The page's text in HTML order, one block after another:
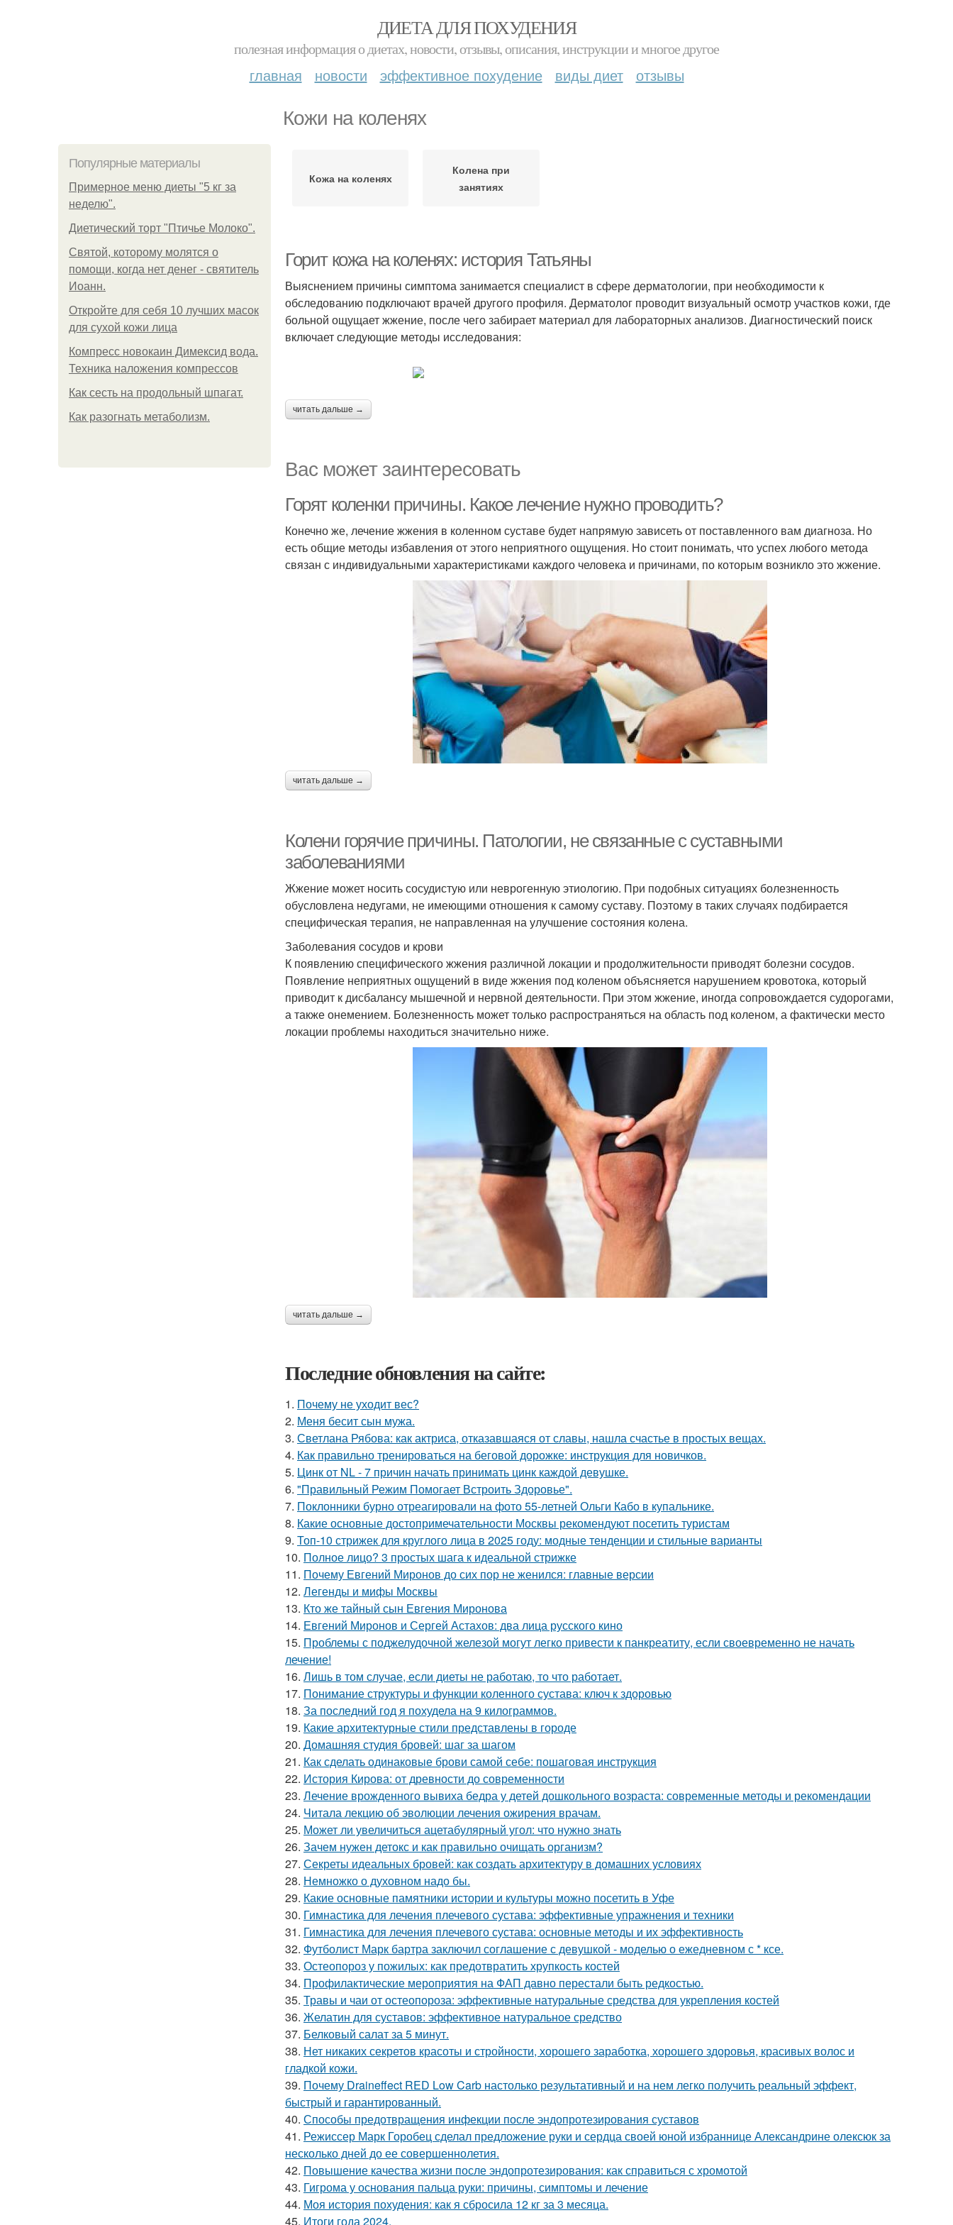
ДИЕТА ДЛЯ ПОХУДЕНИЯ
полезная информация о диетах, новости, отзывы, описания, инструкции и многое другое
главная новости эффективное похудение виды диет отзывы
Кожи на коленях
Популярные материалы
Примерное меню диеты "5 кг за
неделю".
Диетический торт "Птичье Молоко".
Святой, которому молятся о
помощи, когда нет денег - святитель
Иоанн.
Откройте для себя 10 лучших масок
для сухой кожи лица
Компресс новокаин Димексид вода.
Техника наложения компрессов
Как сесть на продольный шпагат.
Как разогнать метаболизм.
Кожа на коленях
Колена при
занятиях
Горит кожа на коленях: история Татьяны
Выяснением причины симптома занимается специалист в сфере дерматологии, при необходимости к
обследованию подключают врачей другого профиля. Дерматолог проводит визуальный осмотр участков кожи, где
больной ощущает жжение, после чего забирает материал для лабораторных анализов. Диагностический поиск
включает следующие методы исследования:
читать дальше →
Вас может заинтересовать
Горят коленки причины. Какое лечение нужно проводить?
Конечно же, лечение жжения в коленном суставе будет напрямую зависеть от поставленного вам диагноза. Но
есть общие методы избавления от этого неприятного ощущения. Но стоит понимать, что успех любого метода
связан с индивидуальными характеристиками каждого человека и причинами, по которым возникло это жжение.
читать дальше →
Колени горячие причины. Патологии, не связанные с суставными
заболеваниями
Жжение может носить сосудистую или неврогенную этиологию. При подобных ситуациях болезненность
обусловлена недугами, не имеющими отношения к самому суставу. Поэтому в таких случаях подбирается
специфическая терапия, не направленная на улучшение состояния колена.
Заболевания сосудов и крови
К появлению специфического жжения различной локации и продолжительности приводят болезни сосудов.
Появление неприятных ощущений в виде жжения под коленом объясняется нарушением кровотока, который
приводит к дисбалансу мышечной и нервной деятельности. При этом жжение, иногда сопровождается судорогами,
а также онемением. Болезненность может только распространяться на область под коленом, а фактически место
локации проблемы находиться значительно ниже.
читать дальше →
Последние обновления на сайте:
1. Почему не уходит вес?
2. Меня бесит сын мужа.
3. Светлана Рябова: как актриса, отказавшаяся от славы, нашла счастье в простых вещах.
4. Как правильно тренироваться на беговой дорожке: инструкция для новичков.
5. Цинк от NL - 7 причин начать принимать цинк каждой девушке.
6. "Правильный Режим Помогает Встроить Здоровье".
7. Поклонники бурно отреагировали на фото 55-летней Ольги Кабо в купальнике.
8. Какие основные достопримечательности Москвы рекомендуют посетить туристам
9. Топ-10 стрижек для круглого лица в 2025 году: модные тенденции и стильные варианты
10. Полное лицо? 3 простых шага к идеальной стрижке
11. Почему Евгений Миронов до сих пор не женился: главные версии
12. Легенды и мифы Москвы
13. Кто же тайный сын Евгения Миронова
14. Евгений Миронов и Сергей Астахов: два лица русского кино
15. Проблемы с поджелудочной железой могут легко привести к панкреатиту, если своевременно не начать
лечение!
16. Лишь в том случае, если диеты не работаю, то что работает.
17. Понимание структуры и функции коленного сустава: ключ к здоровью
18. За последний год я похудела на 9 килограммов.
19. Какие архитектурные стили представлены в городе
20. Домашняя студия бровей: шаг за шагом
21. Как сделать одинаковые брови самой себе: пошаговая инструкция
22. История Кирова: от древности до современности
23. Лечение врожденного вывиха бедра у детей дошкольного возраста: современные методы и рекомендации
24. Читала лекцию об эволюции лечения ожирения врачам.
25. Может ли увеличиться ацетабулярный угол: что нужно знать
26. Зачем нужен детокс и как правильно очищать организм?
27. Секреты идеальных бровей: как создать архитектуру в домашних условиях
28. Немножко о духовном надо бы.
29. Какие основные памятники истории и культуры можно посетить в Уфе
30. Гимнастика для лечения плечевого сустава: эффективные упражнения и техники
31. Гимнастика для лечения плечевого сустава: основные методы и их эффективность
32. Футболист Марк бартра заключил соглашение с девушкой - моделью о ежедневном с * ксе.
33. Остеопороз у пожилых: как предотвратить хрупкость костей
34. Профилактические мероприятия на ФАП давно перестали быть редкостью.
35. Травы и чаи от остеопороза: эффективные натуральные средства для укрепления костей
36. Желатин для суставов: эффективное натуральное средство
37. Белковый салат за 5 минут.
38. Нет никаких секретов красоты и стройности, хорошего заработка, хорошего здоровья, красивых волос и
гладкой кожи.
39. Почему Draineffect RED Low Carb настолько результативный и на нем легко получить реальный эффект,
быстрый и гарантированный.
40. Способы предотвращения инфекции после эндопротезирования суставов
41. Режиссер Марк Горобец сделал предложение руки и сердца своей юной избраннице Александрине олексюк за
несколько дней до ее совершеннолетия.
42. Повышение качества жизни после эндопротезирования: как справиться с хромотой
43. Гигрома у основания пальца руки: причины, симптомы и лечение
44. Моя история похудения: как я сбросила 12 кг за 3 месяца.
45. Итоги года 2024.